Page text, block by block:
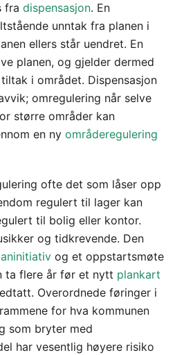
fra dispensasjon. En
unntak fra planen i
ellers står uendret. En
planen, og gjelder dermed
i området. Dispensasjon
omregulering når selve
større områder kan
en ny områderegulering
ofte det som låser opp
regulert til lager kan
til bolig eller kontor.
og tidkrevende. Den
og et oppstartsmøte
ta flere år før et nytt plankart
Overordnede føringer i
for hva kommunen
som bryter med
har vesentlig høyere risiko